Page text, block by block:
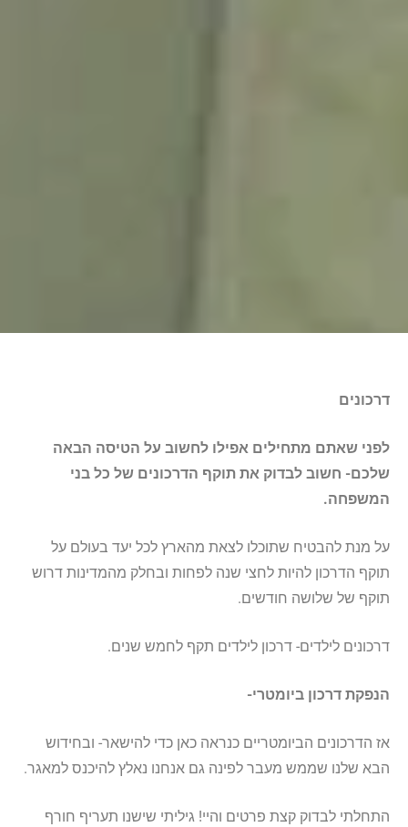
דרכונים
לפני שאתם מתחילים אפילו לחשוב על הטיסה הבאה
שלכם- חשוב לבדוק את תוקף הדרכונים של כל בני
המשפחה.
על מנת להבטיח שתוכלו לצאת מהארץ לכל יעד בעולם על
תוקף הדרכון להיות לחצי שנה לפחות ובחלק מהמדינות דרוש
תוקף של שלושה חודשים.
דרכונים לילדים- דרכון לילדים תקף לחמש שנים.
הנפקת דרכון ביומטרי-
אז הדרכונים הביומטריים כנראה כאן כדי להישאר- ובחידוש
הבא שלנו שממש מעבר לפינה גם אנחנו נאלץ להיכנס למאגר.
התחלתי לבדוק קצת פרטים והיי! גיליתי שישנו תעריף חורף